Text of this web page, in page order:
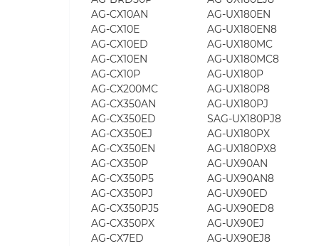
AG-CX10AN
AG-UX180EN
AG-CX10E
AG-UX180EN8
AG-CX10ED
AG-UX180MC
AG-CX10EN
AG-UX180MC8
AG-CX10P
AG-UX180P
AG-CX200MC
AG-UX180P8
AG-CX350AN
AG-UX180PJ
AG-CX350ED
SAG-UX180PJ8
AG-CX350EJ
AG-UX180PX
AG-CX350EN
AG-UX180PX8
AG-CX350P
AG-UX90AN
AG-CX350P5
AG-UX90AN8
AG-CX350PJ
AG-UX90ED
AG-CX350PJ5
AG-UX90ED8
AG-CX350PX
AG-UX90EJ
AG-CX7ED
AG-UX90EJ8